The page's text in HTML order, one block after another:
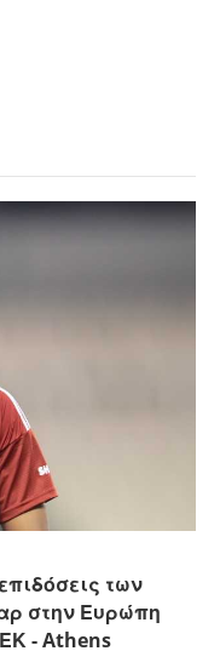
των
στην Ευρώπη
- Athens